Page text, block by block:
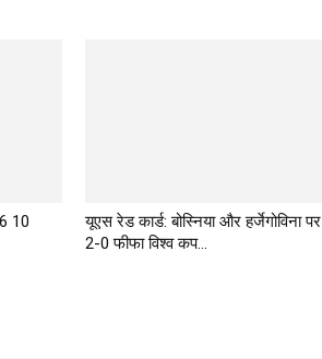
10
यूएस रेड कार्ड: बोस्निया और हर्जेगोविना पर
2-0 फीफा विश्व कप...